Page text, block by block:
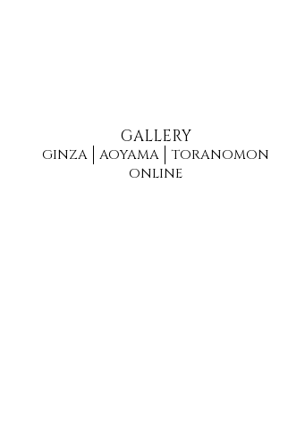
GALLERY
GINZA AOYAMA
TORANOMON
ONLINE